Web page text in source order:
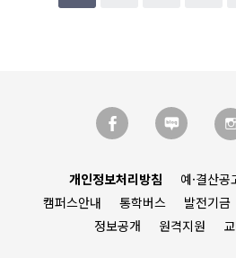
개인정보처리방침 예·결산공
캠퍼스안내
통학버스 발전기금
정보공개
원격지원